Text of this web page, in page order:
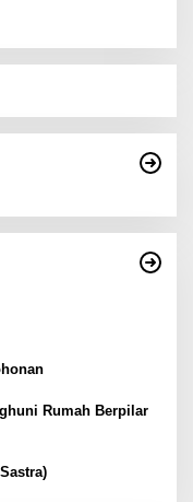
Rumah Berpilar